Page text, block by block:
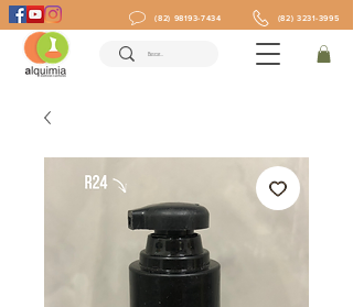
(82) 98193-7434 (82) 3231-3995